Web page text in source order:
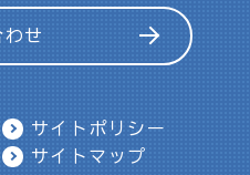
わせ
サイトポリシー
サイトマップ